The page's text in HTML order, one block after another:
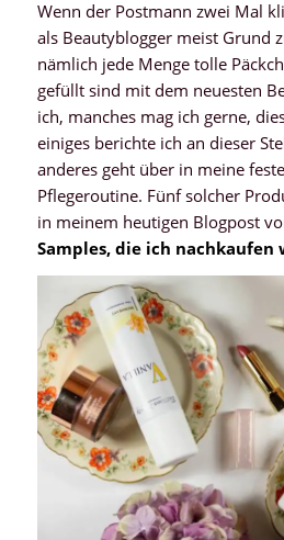
Wenn der Postmann zwei Mal
als Beautyblogger meist Grund
nämlich jede Menge tolle
gefüllt sind mit dem neuesten
ich, manches mag ich gerne,
einiges berichte ich an dieser
anderes geht über in meine
Pflegeroutine. Fünf solcher
in meinem heutigen Blogpost
Samples, die ich nachkaufen